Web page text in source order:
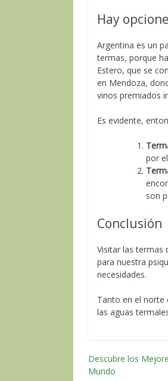
Hay
Argentina es un
termas, porque
Estero, que se
en Mendoza,
vinos premiados
Es evidente,
por
son
Conclusión
Visitar las termas
para nuestra
necesidades.
Tanto en el norte
las aguas
Navegación
Descubre los
Mundo